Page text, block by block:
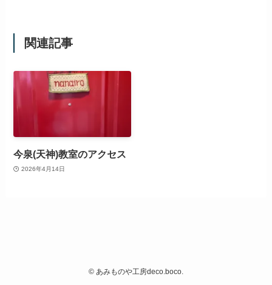
関連記事
今泉(天神)教室のアクセス
2026年4月14日
© あみものや工房deco.boco.